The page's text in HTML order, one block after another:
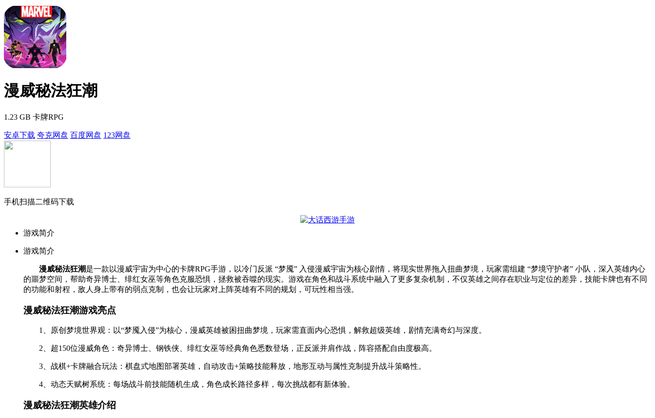
漫威秘法狂潮
1.23 GB 卡牌RPG
安卓下载 夸克网盘 百度网盘 123网盘
手机扫描二维码下载
游戏简介
游戏简介
漫威秘法狂潮是一款以漫威宇宙为中心的卡牌RPG手游，以冷门反派 “梦魇” 入侵漫威宇宙为核心剧情，将现实世界拖入扭曲梦境，玩家需组建 “梦境守护者” 小队，深入英雄内心
的噩梦空间，帮助奇异博士、绯红女巫等角色克服恐惧，拯救被吞噬的现实。游戏在角色和战斗系统中融入了更多复杂机制，不仅英雄之间存在职业与定位的差异，技能卡牌也有不同
的功能和射程，敌人身上带有的弱点克制，也会让玩家对上阵英雄有不同的规划，可玩性相当强。
漫威秘法狂潮游戏亮点
1、原创梦境世界观：以“梦魇入侵”为核心，漫威英雄被困扭曲梦境，玩家需直面内心恐惧，解救超级英雄，剧情充满奇幻与深度。
2、超150位漫威角色：奇异博士、钢铁侠、绯红女巫等经典角色悉数登场，正反派并肩作战，阵容搭配自由度极高。
3、战棋+卡牌融合玩法：棋盘式地图部署英雄，自动攻击+策略技能释放，地形互动与属性克制提升战斗策略性。
4、动态天赋树系统：每场战斗前技能随机生成，角色成长路径多样，每次挑战都有新体验。
漫威秘法狂潮英雄介绍